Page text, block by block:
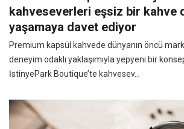
kahveseverleri eşsiz bir kahve
yaşamaya davet ediyor
Premium kapsül kahvede dünyanın öncü
deneyim odaklı yaklaşımıyla yepyeni bir
İstinyePark Boutique’te kahvesev...